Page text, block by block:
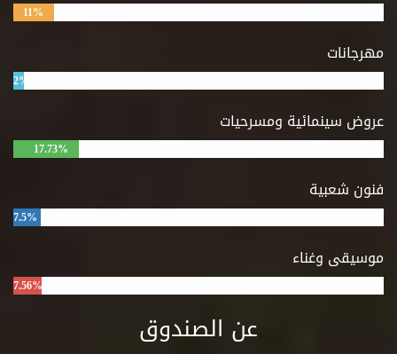
11%
مهرجانات
2%
عروض سينمائية ومسرحيات
17.73%
فنون شعبية
7.5%
موسيقى وغناء
7.56%
عن الصندوق